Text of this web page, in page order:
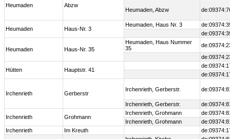
Heumaden Abzw
Heumaden, Abzw
Heumaden Haus-Nr. 3
Heumaden, Haus Nr. 3
Heumaden Haus-Nr. 35
Heumaden, Haus Nummer
35
Hütten Hauptstr. 41
Irchenrieth Gerberstr
Irchenrieth, Gerberstr.
Irchenrieth, Gerberstr.
Irchenrieth Grohmann
Irchenrieth, Grohmann
Irchenrieth, Grohmann
Irchenrieth
Im Kreuth